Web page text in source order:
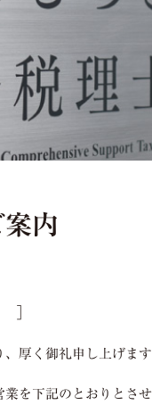
内
］
厚く御礼申し上げま
を下記のとおりとさ